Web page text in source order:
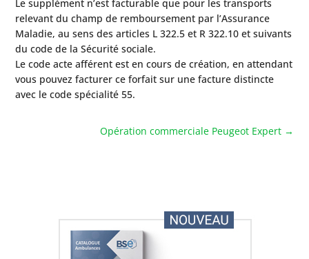
Le supplément n’est facturable que pour les transports
relevant du champ de remboursement par l’Assurance
Maladie, au sens des articles L 322.5 et R 322.10 et suivants
du code de la Sécurité sociale.
Le code acte afférent est en cours de création, en attendant
vous pouvez facturer ce forfait sur une facture distincte
avec le code spécialité 55.
Opération commerciale Peugeot Expert→